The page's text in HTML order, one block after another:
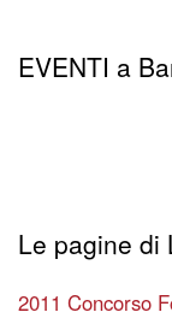
EVENTI a
Le pagine di
2011 Concorso